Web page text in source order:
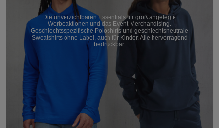
Die unverzichtbaren Essentials für groß angelegte
Werbeaktionen und das Event-Merchandising.
Geschlechtsspezifische Poloshirts und geschlechtsneutrale
Sweatshirts ohne Label, auch für Kinder. Alle hervorragend
bedruckbar.